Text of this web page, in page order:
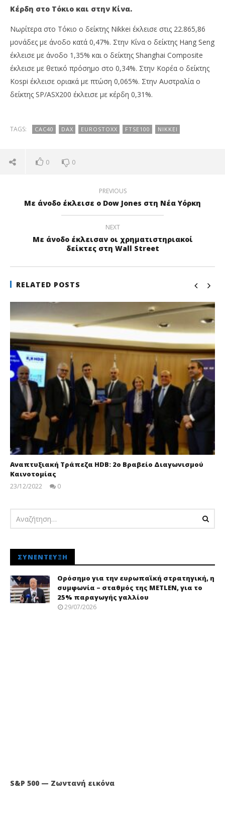
Κέρδη στο Τόκιο και στην Κίνα.
Νωρίτερα στο Τόκιο ο δείκτης Nikkei έκλεισε στις 22.865,86
μονάδες με άνοδο κατά 0,47%. Στην Κίνα ο δείκτης Hang Seng
έκλεισε με άνοδο 1,35% και ο δείκτης Shanghai Composite
έκλεισε με θετικό πρόσημο στο 0,34%. Στην Κορέα ο δείκτης
Kospi έκλεισε οριακά με πτώση 0,065%. Στην Αυστραλία ο
δείκτης SP/ASX200 έκλεισε με κέρδη 0,31%.
TAGS: CAC40 DAX EUROSTOXX FTSE100 NIKKEI
0 0
PREVIOUS
Με άνοδο έκλεισε ο Dow Jones στη Νέα Υόρκη
NEXT
Με άνοδο έκλεισαν οι χρηματιστηριακοί
δείκτες στη Wall Street
RELATED POSTS
Αναπτυξιακή Τράπεζα HDB: 2ο Βραβείο Διαγωνισμού
Καινοτομίας
23/12/2022
0
ΣΥΝΈΝΤΕΥΞΗ
Ορόσημο για την ευρωπαϊκή στρατηγική, η
συμφωνία – σταθμός της METLEN, για το
25% παραγωγής γαλλίου
29/07/2026
S&P 500 — Ζωντανή εικόνα